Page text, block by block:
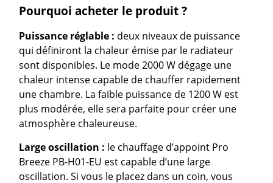
Pourquoi acheter le produit ?
Puissance réglable : deux niveaux de puissance
qui définiront la chaleur émise par le radiateur
sont disponibles. Le mode 2000 W dégage une
chaleur intense capable de chauffer rapidement
une chambre. La faible puissance de 1200 W est
plus modérée, elle sera parfaite pour créer une
atmosphère chaleureuse.
Large oscillation : le chauffage d’appoint Pro
Breeze PB-H01-EU est capable d’une large
oscillation. Si vous le placez dans un coin, vous